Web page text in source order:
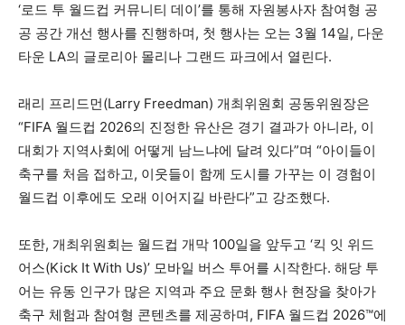
‘로드 투 월드컵 커뮤니티 데이’를 통해 자원봉사자 참여형 공
공 공간 개선 행사를 진행하며, 첫 행사는 오는 3월 14일, 다운
타운 LA의 글로리아 몰리나 그랜드 파크에서 열린다.
래리 프리드먼(Larry Freedman) 개최위원회 공동위원장은
“FIFA 월드컵 2026의 진정한 유산은 경기 결과가 아니라, 이
대회가 지역사회에 어떻게 남느냐에 달려 있다”며 “아이들이
축구를 처음 접하고, 이웃들이 함께 도시를 가꾸는 이 경험이
월드컵 이후에도 오래 이어지길 바란다”고 강조했다.
또한, 개최위원회는 월드컵 개막 100일을 앞두고 ‘킥 잇 위드
어스(Kick It With Us)’ 모바일 버스 투어를 시작한다. 해당 투
어는 유동 인구가 많은 지역과 주요 문화 행사 현장을 찾아가
축구 체험과 참여형 콘텐츠를 제공하며, FIFA 월드컵 2026™에